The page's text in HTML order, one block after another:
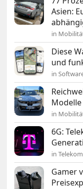
Asien:
in
Diese
und
in
in
6G:
in Telekom
Gamer